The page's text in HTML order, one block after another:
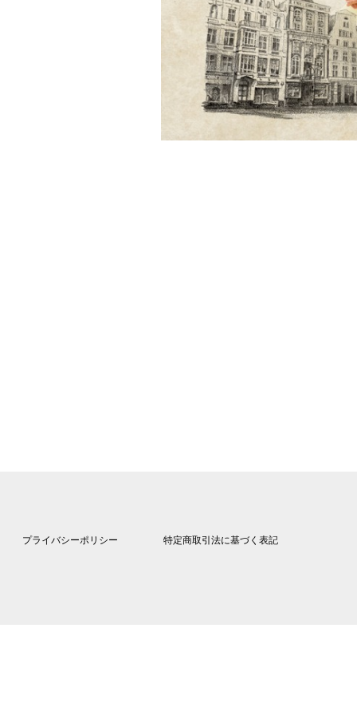
プライバシーポリシー 特定商取引法に基づく表記